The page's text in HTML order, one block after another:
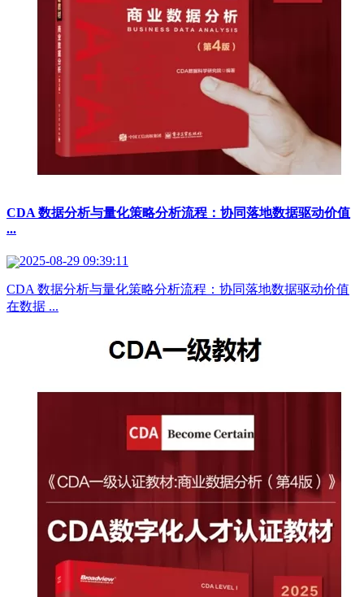
CDA 数据分析与量化策略分析流程：协同落地数据驱动价值
...
2025-08-29 09:39:11
CDA 数据分析与量化策略分析流程：协同落地数据驱动价值
在数据 ...